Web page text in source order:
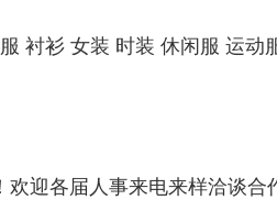
衬衫 女装 时装 休闲服 运动
迎各届人事来电来样洽谈合